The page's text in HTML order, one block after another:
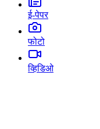
ई-पेपर
फोटो
व्हिडिओ